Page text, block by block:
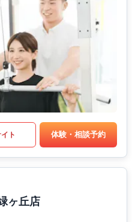
ト 体験・相談予約
ヶ丘店